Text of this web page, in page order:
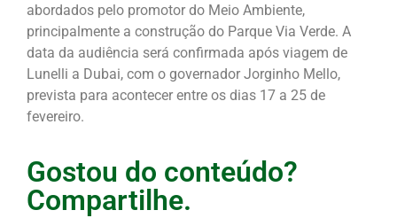
abordados pelo promotor do Meio Ambiente,
principalmente a construção do Parque Via Verde. A
data da audiência será confirmada após viagem de
Lunelli a Dubai, com o governador Jorginho Mello,
prevista para acontecer entre os dias 17 a 25 de
fevereiro.
Gostou do conteúdo?
Compartilhe.